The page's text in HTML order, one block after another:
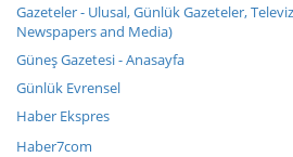
Gazeteler - Ulusal, Günlük Gazeteler,
Newspapers and Media)
Güneş Gazetesi - Anasayfa
Günlük Evrensel
Haber Ekspres
Haber7com